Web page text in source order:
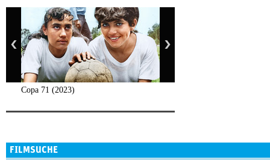
Copa 71 (2023)
FILMSUCHE